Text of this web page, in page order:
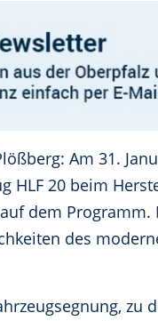
Am 31.
HLF 20 beim
dem
des
zu